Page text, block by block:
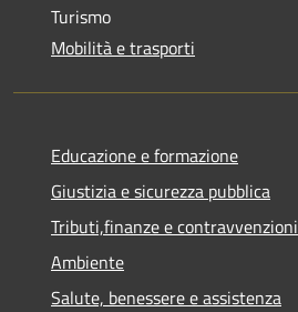
Turismo
Mobilità e trasporti
Educazione e formazione
Giustizia e sicurezza pubblica
Tributi,finanze e contravvenzioni
Ambiente
Salute, benessere e assistenza